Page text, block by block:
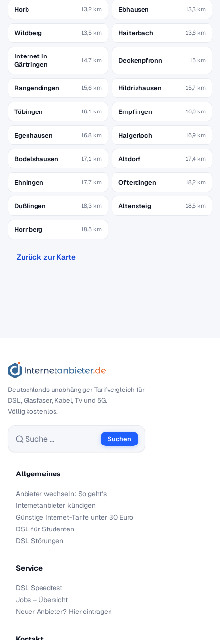
Horb 13,2 km Ebhausen 13,3 km
Wildberg 13,5 km Haiterbach 13,6 km
Internet in
Gärtringen
14,7 km Deckenpfronn 15 km
Rangendingen 15,6 km Hildrizhausen 15,7 km
Tübingen 16,1 km Empfingen 16,6 km
Egenhausen 16,8 km Haigerloch 16,9 km
Bodelshausen 17,1 km Altdorf 17,4 km
Ehningen 17,7 km Ofterdingen 18,2 km
Dußlingen 18,3 km Altensteig 18,5 km
Hornberg 18,5 km
Zurück zur Karte
Deutschlands unabhängiger Tarif­vergleich für
DSL, Glasfaser, Kabel, TV und 5G.
Völlig kostenlos.
Suche nach:
Suchen
Allgemeines
Anbieter wechseln: So geht’s
Internetanbieter kündigen
Günstige Internet-Tarife unter 30 Euro
DSL für Studenten
DSL Störungen
Service
DSL Speedtest
Jobs – Übersicht
Neuer Anbieter? Hier eintragen